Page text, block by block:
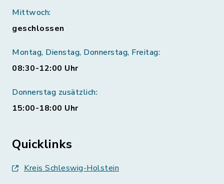
Mittwoch:
geschlossen
Montag, Dienstag, Donnerstag, Freitag:
08:30-12:00 Uhr
Donnerstag zusätzlich:
15:00-18:00 Uhr
Quicklinks
Kreis Schleswig-Holstein